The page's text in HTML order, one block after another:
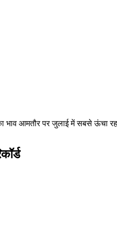
भाव आमतौर पर जुलाई में सबसे